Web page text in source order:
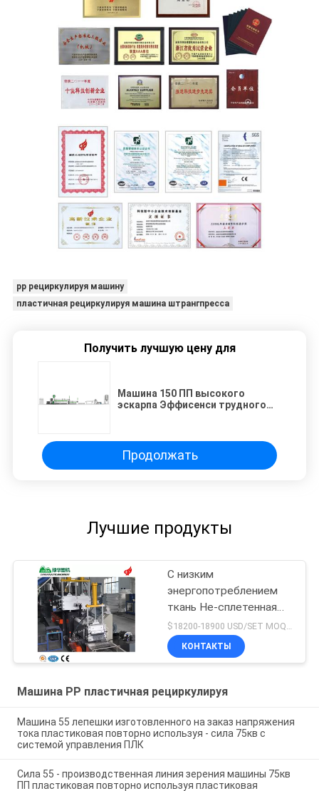
pp рециркулируя машину
пластичная рециркулируя машина штрангпресса
Получить лучшую цену для
Машина 150 ПП высокого
эскарпа Эффисенси трудного
Продолжать
Лучшие продукты
С низким
энергопотреблением
ткань Не-сплетенная
отходом повторно
используя цену машины
гранулятора
$18200-18900 USD/SET MOQ:1 комплект
КОНТАКТЫ
Машина PP пластичная рециркулируя
Машина 55 лепешки изготовленного на заказ напряжения
тока пластиковая повторно используя - сила 75кв с
системой управления ПЛК
Сила 55 - производственная линия зерения машины 75кв
ПП пластиковая повторно используя пластиковая